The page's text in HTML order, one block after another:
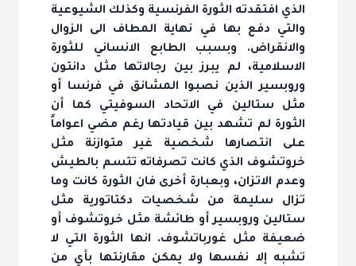
الذي افتقدته الثورة الفرنسية وكذلك الشيوعية
والتي دفع بها في نهاية المطاف الى الزوال
والانقراض. وبسبب الطابع الانساني للثورة
الاسلامية، لم يبرز بين رجالاتها مثل دانتون
وروبسير الذين نصبوا المشانق في فرنسا أو
مثل ستالين في الاتحاد السوفيتي كما أن
الثورة لم تشهد بين قيادتها رغم مضي اعواماً
على انتصارها شخصية غير متوازنة مثل
خروتشوف الذي كانت تصرفاته تتسم بالطيش
وعدم الاتزان، وبعبارة أخرى فان الثورة كانت وما
تزال سليمة من شخصيات دكتاتورية مثل
ستالين وروبسير أو طائشة مثل خروتشوف أو
ضعيفة مثل غورباتشوف. انها الثورة التي لا
تشبه إلا نفسها ولا يمكن مقارنتها بأي من